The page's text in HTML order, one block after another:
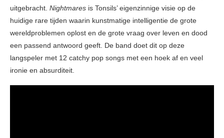
uitgebracht. Nightmares is Tonsils’ eigenzinnige visie op de
huidige rare tijden waarin kunstmatige intelligentie de grote
wereldproblemen oplost en de grote vraag over leven en dood
een passend antwoord geeft. De band doet dit op deze
langspeler met 12 catchy pop songs met een hoek af en veel
ironie en absurditeit.